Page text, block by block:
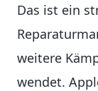
Das ist ein
weitere
wendet.